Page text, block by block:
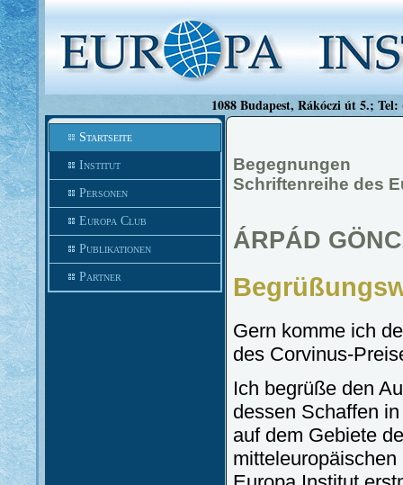
1088 Budapest, Rákóczi út 5.;
Startseite
Institut
Personen
Europa Club
Publikationen
Partner
Begegnungen
Schriftenreihe des
ÁRPÁD
Gern komme ich
des Corvinus-
Ich begrüße den
dessen Schaffen
auf dem Gebiete